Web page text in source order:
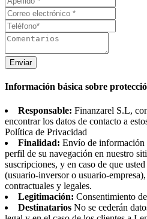
Enviar
Información básica sobre
Responsable: Finanzarel S.L,
encontrar los datos de contacto a
Política de Privacidad
Finalidad: Envío de información
perfil de su navegación en nuestro
suscripciones, y en caso de que
(usuario-inversor o usuario-
contractuales y legales.
Legitimación: Consentimiento
Destinatarios No se cederán